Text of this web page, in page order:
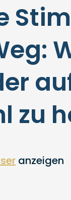
zu
anzeigen